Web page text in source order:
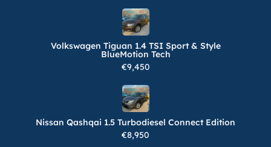
Volkswagen Tiguan 1.4 TSI Sport & Style
BlueMotion Tech
€9,450
Nissan Qashqai 1.5 Turbodiesel Connect Edition
€8,950